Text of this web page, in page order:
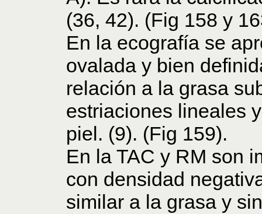
(36, 42). (Fig 158 y
En la ecografía se
ovalada y bien
relación a la grasa
estriaciones lineales
piel. (9). (Fig 159).
En la TAC y RM son
con densidad
similar a la grasa y